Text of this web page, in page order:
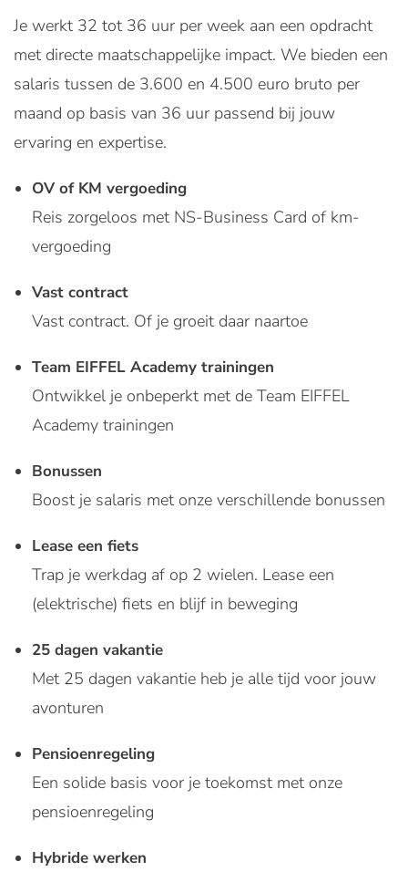
Je werkt 32 tot 36 uur per week aan een opdracht
met directe maatschappelijke impact. We bieden een
salaris tussen de 3.600 en 4.500 euro bruto per
maand op basis van 36 uur passend bij jouw
ervaring en expertise.
OV of KM vergoeding
Reis zorgeloos met NS-Business Card of km-
vergoeding
Vast contract
Vast contract. Of je groeit daar naartoe
Team EIFFEL Academy trainingen
Ontwikkel je onbeperkt met de Team EIFFEL
Academy trainingen
Bonussen
Boost je salaris met onze verschillende bonussen
Lease een fiets
Trap je werkdag af op 2 wielen. Lease een
(elektrische) fiets en blijf in beweging
25 dagen vakantie
Met 25 dagen vakantie heb je alle tijd voor jouw
avonturen
Pensioenregeling
Een solide basis voor je toekomst met onze
pensioenregeling
Hybride werken